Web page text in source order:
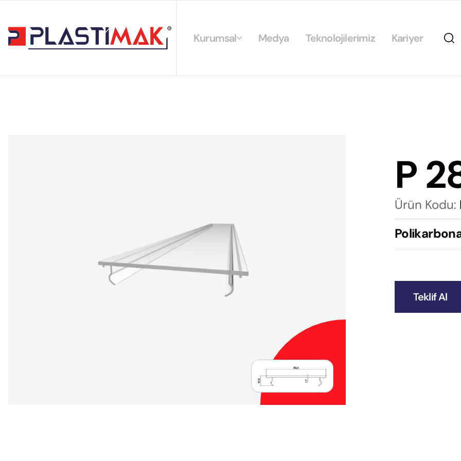
Kurumsal Medya Teknolojilerimiz Kariyer
P
Ürün Kodu:
Teklif Al